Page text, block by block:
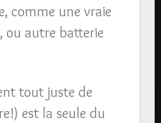
comme une vraie
ou autre batterie
tout juste de
est la seule du